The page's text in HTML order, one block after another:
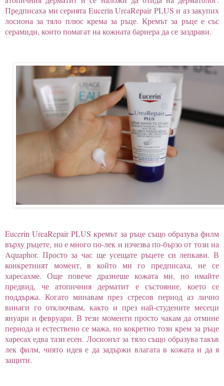
Предписаха ми серията Eucerin UreaRepair PLUS и аз закупих
лосиона за тяло плюс крема за ръце. Кремът за ръце е със
серамиди, които помагат на кожната бариера да се заздрави.
EucerinUreaRepair PLUS кремът за ръце също образува филм
върху ръцете, но е много по-лек и изчезва по-бързо от този на
Aquaphor. Просто за час ще усещате ръцете си лепкави. В
конкретният момент, в който ми го предписаха, не се
харесахме. Още повече дразнеше кожата ми, но имайте
предвид, че атопичния дерматит е състояние, което се
поддържа. Когато минавам през стресов период аз лично
винаги го отключвам, както и през най-студените месеци
януари и февруари. В тези моменти просто чакам да отмине
периода и естествено се мажа, но кокретно този крем за ръце
харесах едва тази есен. Лосионът за тяло също образува такъв
лек филм, чиято идея е да задържи влагата в кожата и да я
защити.